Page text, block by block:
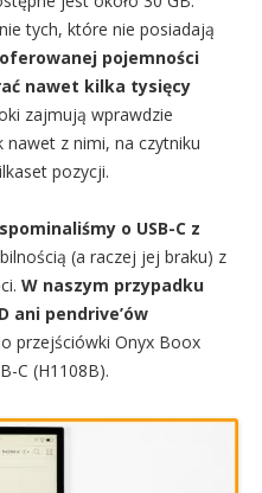
tych, które nie posiadają
pojemności
nawet kilka tysięcy
zajmują wprawdzie
nawet z nimi, na czytniku
pozycji.
o USB-C z
(a raczej jej braku) z
W naszym przypadku
ani pendrive’ów
przejściówki Onyx Boox
C (H1108B).